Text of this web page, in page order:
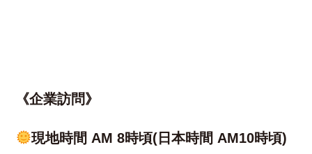
《企業訪問》
現地時間 AM 8時頃(日本時間 AM10時頃)